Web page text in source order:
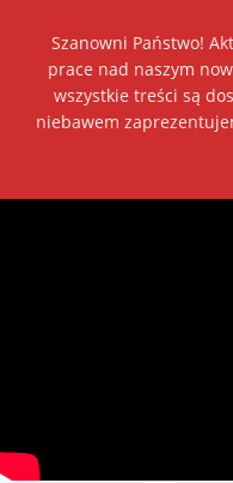
Szanowni Państwo!
prace nad naszym
wszystkie treści są
niebawem